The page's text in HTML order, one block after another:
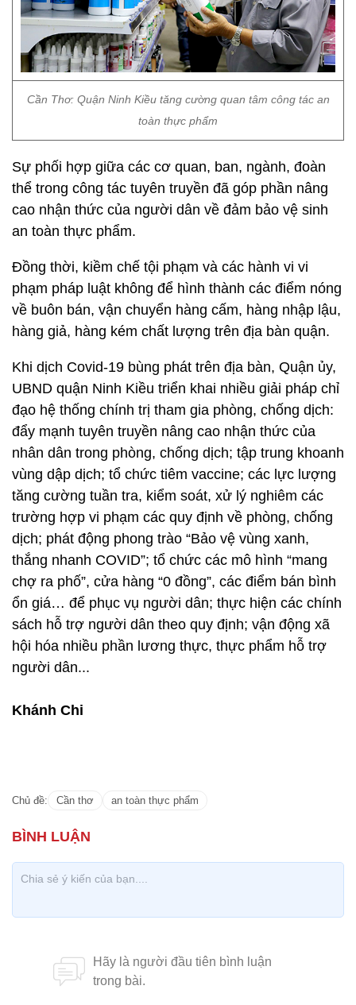
Cần Thơ: Quận Ninh Kiều tăng cường quan tâm công tác an
toàn thực phẩm
Sự phối hợp giữa các cơ quan, ban, ngành, đoàn
thể trong công tác tuyên truyền đã góp phần nâng
cao nhận thức của người dân về đảm bảo vệ sinh
an toàn thực phẩm.
Đồng thời, kiềm chế tội phạm và các hành vi vi
phạm pháp luật không để hình thành các điểm nóng
về buôn bán, vận chuyển hàng cấm, hàng nhập lậu,
hàng giả, hàng kém chất lượng trên địa bàn quận.
Khi dịch Covid-19 bùng phát trên địa bàn, Quận ủy,
UBND quận Ninh Kiều triển khai nhiều giải pháp chỉ
đạo hệ thống chính trị tham gia phòng, chống dịch:
đẩy mạnh tuyên truyền nâng cao nhận thức của
nhân dân trong phòng, chống dịch; tập trung khoanh
vùng dập dịch; tổ chức tiêm vaccine; các lực lượng
tăng cường tuần tra, kiểm soát, xử lý nghiêm các
trường hợp vi phạm các quy định về phòng, chống
dịch; phát động phong trào “Bảo vệ vùng xanh,
thắng nhanh COVID”; tổ chức các mô hình “mang
chợ ra phố”, cửa hàng “0 đồng”, các điểm bán bình
ổn giá… để phục vụ người dân; thực hiện các chính
sách hỗ trợ người dân theo quy định; vận động xã
hội hóa nhiều phần lương thực, thực phẩm hỗ trợ
người dân...
Khánh Chi
Chủ đề: Cần thơ an toàn thực phẩm